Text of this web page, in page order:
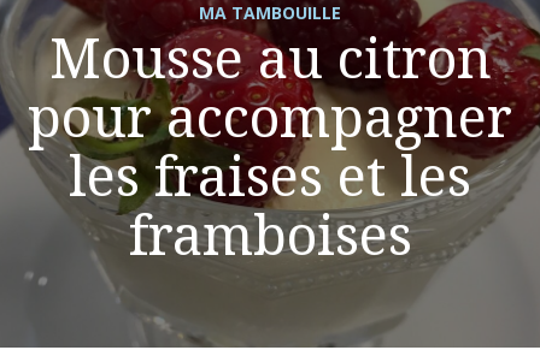
MA TAMBOUILLE
Mousse au citron
pour accompagner
les fraises et les
framboises